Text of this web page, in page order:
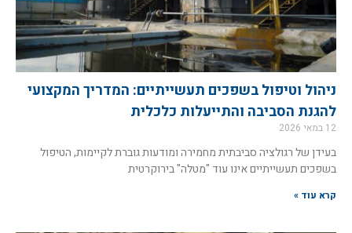
ניהול וטיפול בשפכים תעשייתיים: המדריך המקצועי
להגנת הסביבה והתייעלות כלכלית
12 במאי 2026
בעידן של רגולציה סביבתית מחמירה ומודעות גוברת לקיימות, הטיפול
בשפכים תעשייתיים אינו עוד "מטלה" בירוקרטית
קרא עוד »